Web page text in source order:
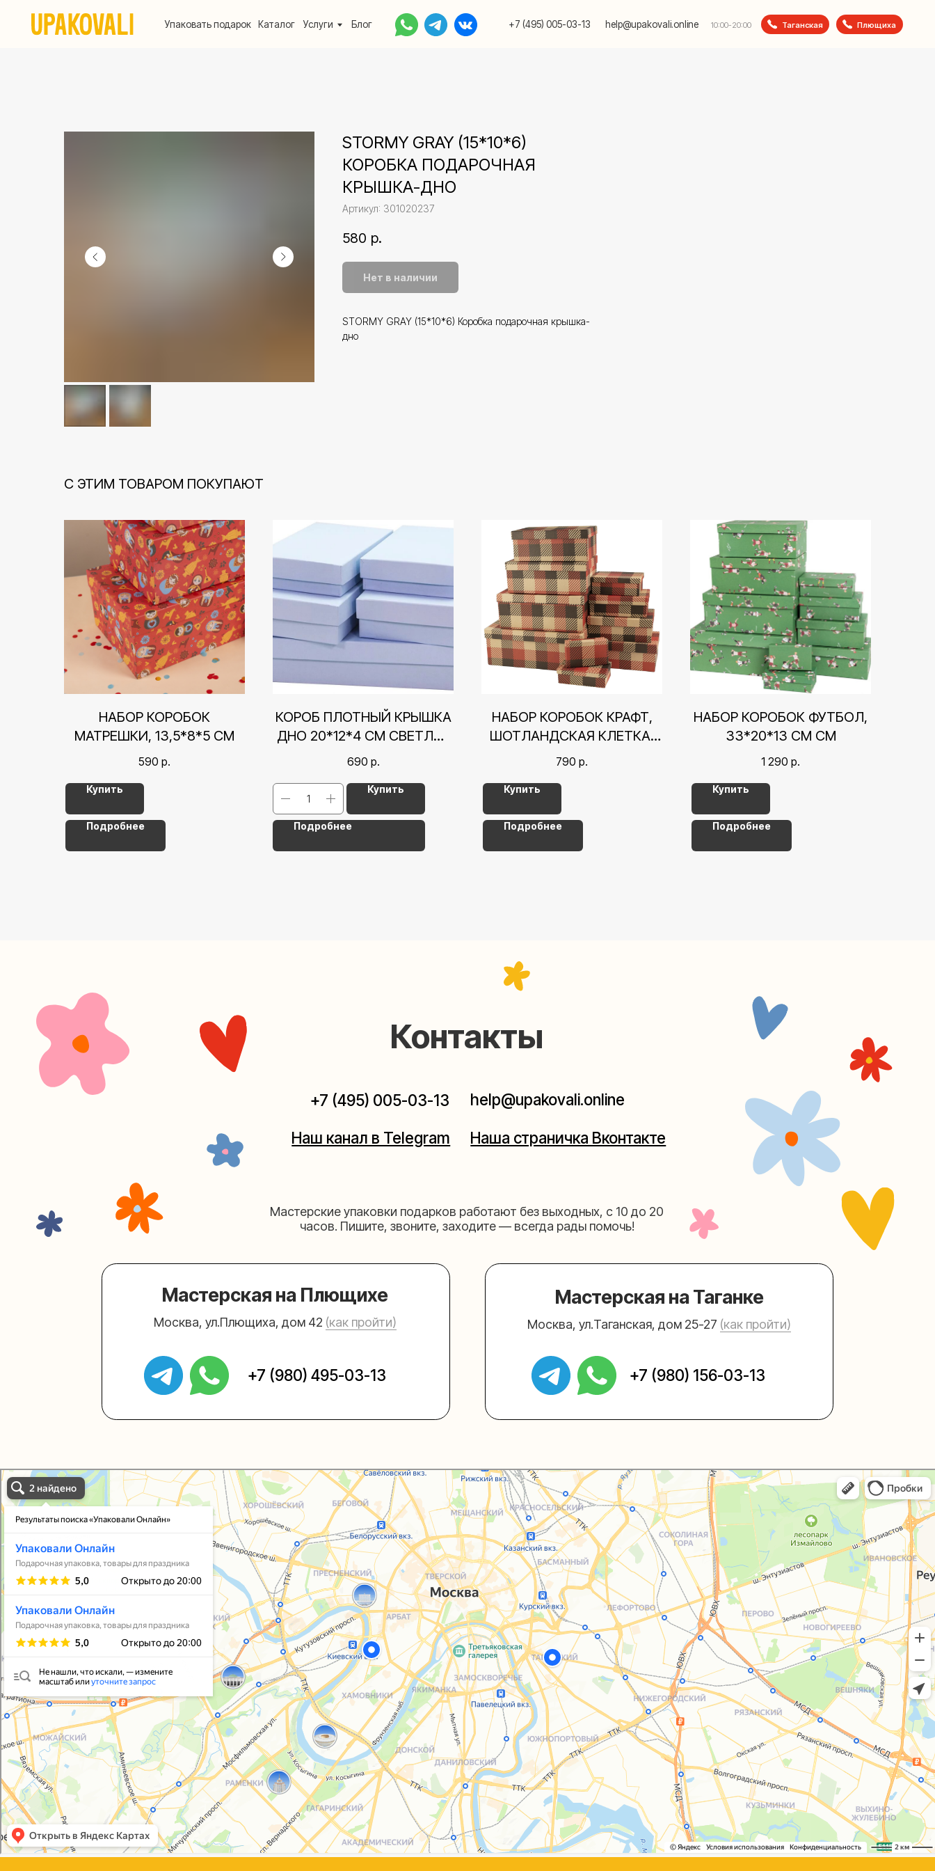
+7 (495) 005-03-13 10:00-20:00
Упаковать подарок Каталог Услуги Блог help@upakovali.online Таганская Плющиха
STORMY GRAY (15*10*6)
КОРОБКА ПОДАРОЧНАЯ
КРЫШКА-ДНО
Артикул: 301020237
580 р.
Нет в наличии
STORMY GRAY (15*10*6) Коробка подарочная крышка-
дно
С ЭТИМ ТОВАРОМ ПОКУПАЮТ
НАБОР КОРОБОК
МАТРЕШКИ, 13,5*8*5 СМ
590 р.
Купить
Подробнее
КОРОБ ПЛОТНЫЙ КРЫШКА
ДНО 20*12*4 СМ СВЕТЛО-
ГОЛУБОЙ
690 р.
Купить
Подробнее
НАБОР КОРОБОК КРАФТ,
ШОТЛАНДСКАЯ КЛЕТКА,
19*13*8 СМ
790 р.
Купить
Подробнее
НАБОР КОРОБОК ФУТБОЛ,
33*20*13 СМ СМ
1 290 р.
Купить
Подробнее
часов. Пишите, звоните, заходите — всегда рады помочь!
Москва, ул.Плющиха, дом 42
Мастерская на Плющихе
+7 (980) 495-03-13 +7 (980) 156-03-13
help@upakovali.online
Упаковали Онлайн в Москве
Москва
Согласие на обработку персональных данных
Политика конфиденциальности
© 2021-2025, ООО "УПАКОВАЛИ ОНЛАЙН"
Сайт разработала bogachevas
help@upakovali.online
Sospeso wrap
О нас
Услуги Блог
Каталог
Упаковать подарок
В личный кабинет
+7 (495) 005-03-13